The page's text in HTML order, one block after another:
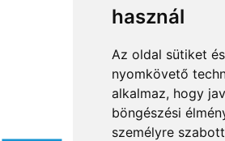
használ
Az oldal sütiket
nyomkövető
alkalmaz, hogy
böngészési
személyre
2 3 ...
Elfogadott fizetési